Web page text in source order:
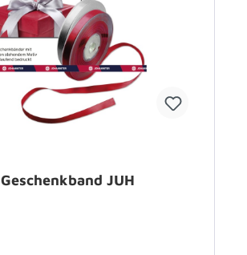
Geschenkband JUH